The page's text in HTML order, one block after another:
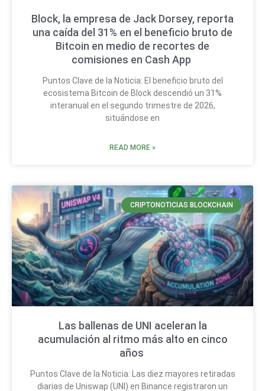
Block, la empresa de Jack Dorsey, reporta
una caída del 31% en el beneficio bruto de
Bitcoin en medio de recortes de
comisiones en Cash App
Puntos Clave de la Noticia: El beneficio bruto del
ecosistema Bitcoin de Block descendió un 31%
interanual en el segundo trimestre de 2026,
situándose en
READ MORE »
CRIPTONOTICIAS BLOCKCHAIN
Las ballenas de UNI aceleran la
acumulación al ritmo más alto en cinco
años
Puntos Clave de la Noticia: Las diez mayores retiradas
diarias de Uniswap (UNI) en Binance registraron un